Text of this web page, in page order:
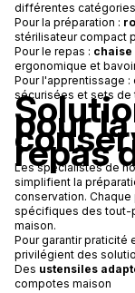
différentes
Pour la préparation :
stérilisateur compact
Pour le repas : chaise
ergonomique et
Pour l'apprentissage
sécurisées et sets de
pour
repas
Les spécialistes de
simplifient la
conservation.
spécifiques des tout-
maison.
Pour garantir praticité
privilégient des
Des ustensiles
compotes maison